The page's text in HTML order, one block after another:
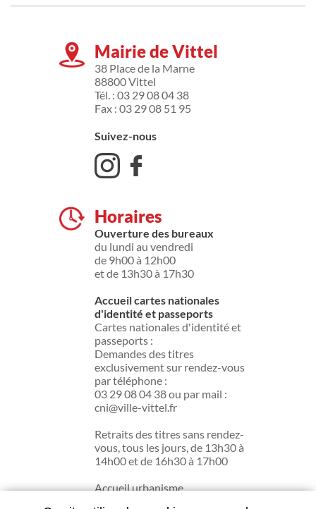
Mairie de Vittel
38 Place de la Marne
88800 Vittel
Tél. : 03 29 08 04 38
Fax : 03 29 08 51 95
Suivez-nous
Horaires
Ouverture des bureaux
du lundi au vendredi
de 9h00 à 12h00
et de 13h30 à 17h30
Accueil cartes nationales
d'identité et passeports
Cartes nationales d'identité et
passeports :
Demandes des titres
exclusivement sur rendez-vous
par téléphone :
03 29 08 04 38 ou par mail :
cni@ville-vittel.fr
Retraits des titres sans rendez-
vous, tous les jours, de 13h30 à
14h00 et de 16h30 à 17h00
Accueil urbanisme